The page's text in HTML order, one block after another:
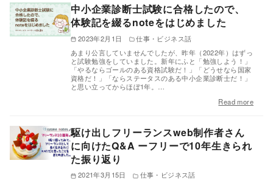
中小企業診断士試験に合格したので、
体験記を綴るnoteをはじめました
2023年2月1日
仕事・ビジネス話
あまり公言していませんでしたが、昨年（2022年）はずっ
と試験勉強をしていました。新年にふと「勉強しよう！」
「やるならゴールのある資格試験だ！」「どうせなら国家
資格だ！」「ならステータスのある中小企業診断士だ！」
と思い立ってからほぼ1年。…
Read more
駆け出しフリーランスweb制作者さん
に向けたQ&A ーフリーで10年生きられ
た振り返り
2021年3月15日
仕事・ビジネス話